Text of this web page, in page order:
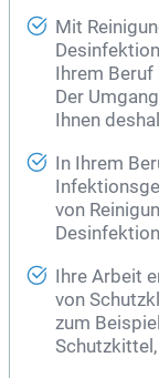
Mit
Ihrem
Der
Ihnen
In Ihrem
von
Ihre Arbeit
von
zum